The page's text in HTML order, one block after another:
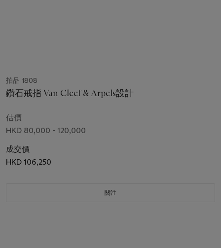
拍品 1808
鑽石戒指 Van Cleef & Arpels設計
估價
HKD 80,000 - 120,000
成交價
HKD 106,250
關注